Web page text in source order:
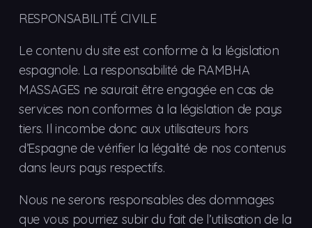
RESPONSABILITÉ CIVILE
Le contenu du site est conforme à la législation
espagnole. La responsabilité de RAMBHA
MASSAGES ne saurait être engagée en cas de
services non conformes à la législation de pays
tiers. Il incombe donc aux utilisateurs hors
d’Espagne de vérifier la légalité de nos contenus
dans leurs pays respectifs.
Nous ne serons responsables des dommages
que vous pourriez subir du fait de l’utilisation de la